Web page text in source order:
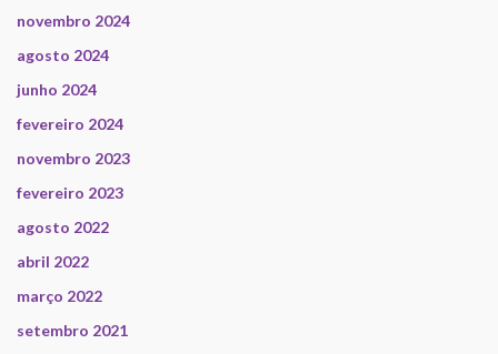
novembro 2024
agosto 2024
junho 2024
fevereiro 2024
novembro 2023
fevereiro 2023
agosto 2022
abril 2022
março 2022
setembro 2021